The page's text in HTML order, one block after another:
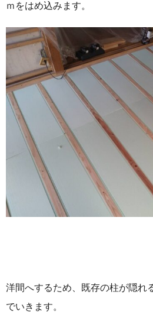
ｍをはめ込みます。
洋間へするため、既存の柱が隠れ
でいきます。